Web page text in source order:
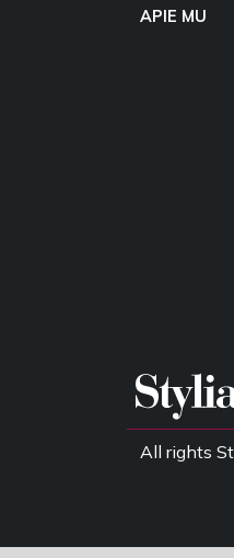
APIE MU
All rights